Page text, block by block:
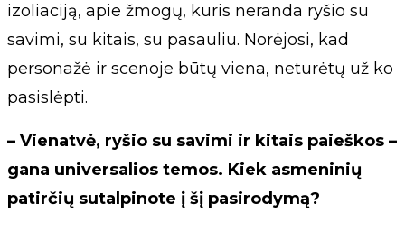
izoliaciją, apie žmogų, kuris neranda ryšio su
savimi, su kitais, su pasauliu. Norėjosi, kad
personažė ir scenoje būtų viena, neturėtų už ko
pasislėpti.
– Vienatvė, ryšio su savimi ir kitais paieškos –
gana universalios temos. Kiek asmeninių
patirčių sutalpinote į šį pasirodymą?